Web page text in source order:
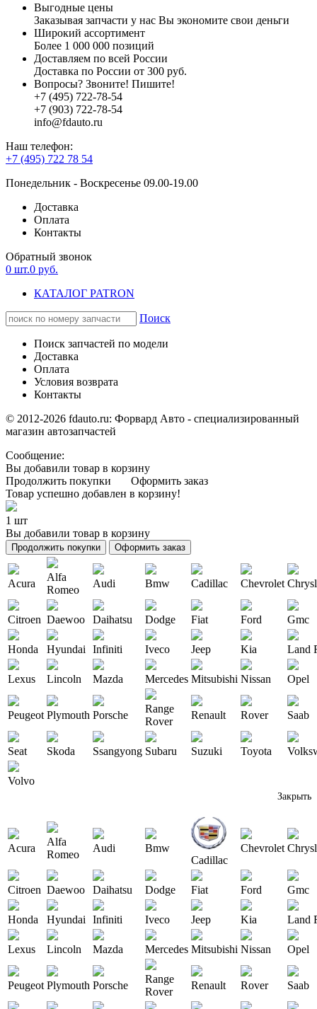
Выгодные цены
Заказывая запчасти у нас Вы экономите свои деньги
Широкий ассортимент
Более 1 000 000 позиций
Доставляем по всей России
Доставка по России от 300 руб.
Вопросы? Звоните! Пишите!
+7 (495) 722-78-54
+7 (903) 722-78-54
info@fdauto.ru
Наш телефон:
+7 (495) 722 78 54
Понедельник - Воскресенье 09.00-19.00
Доставка
Оплата
Контакты
Обратный звонок
0 шт.0 руб.
КАТАЛОГ PATRON
Поиск
Поиск запчастей по модели
Доставка
Оплата
Условия возврата
Контакты
© 2012-2026 fdauto.ru: Форвард Авто - специализированный
магазин автозапчастей
Сообщение:
Вы добавили товар в корзину
Продолжить покупки
Оформить заказ
Товар успешно добавлен в корзину!
1 шт
Вы добавили товар в корзину
Продолжить покупки Оформить заказ
Acura
Alfa
Romeo
Audi Bmw Cadillac Chevrolet
Citroen Daewoo Daihatsu Dodge Fiat Ford Gmc
Honda Hyundai Infiniti Iveco Jeep Kia Land
Lexus Lincoln Mazda Mercedes Mitsubishi Nissan Opel
Peugeot Plymouth Porsche
Range
Rover
Renault Rover Saab
Seat Skoda Ssangyong Subaru Suzuki Toyota
Volvo
Закрыть
Acura
Alfa
Romeo
Audi
Bmw
Cadillac
Chevrolet
Citroen Daewoo Daihatsu Dodge Fiat Ford Gmc
Honda Hyundai Infiniti Iveco Jeep Kia Land
Lexus Lincoln Mazda Mercedes Mitsubishi Nissan Opel
Peugeot Plymouth Porsche
Range
Rover
Renault Rover Saab